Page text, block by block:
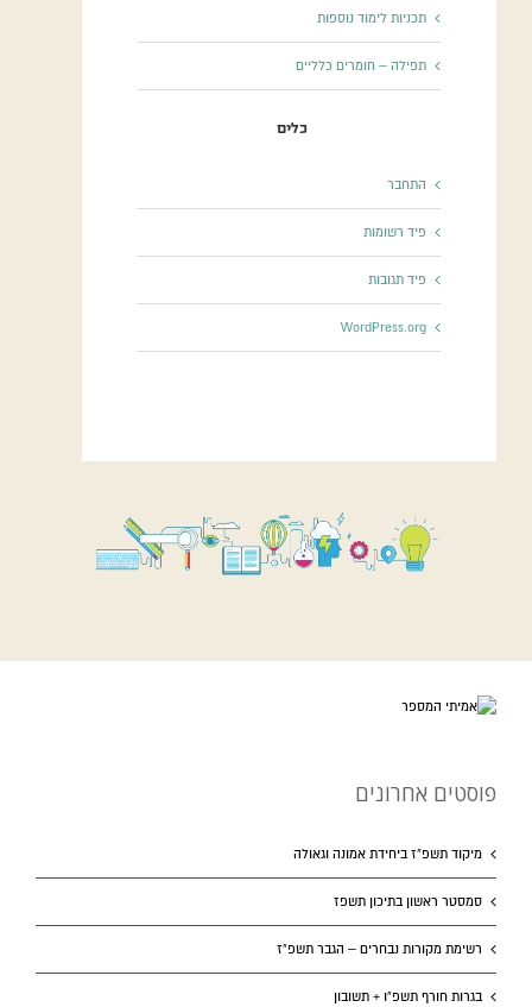
תכניות לימוד נוספות
תפילה – חומרים כלליים
כלים
התחבר
פיד רשומות
פיד תגובות
WordPress.org
פוסטים אחרונים
מיקוד תשפ”ז ביחידת אמונה וגאולה
סמסטר ראשון בתיכון תשפז
רשימת מקורות נבחרים – הגבר תשפ”ז
בגרות חורף תשפ”ו + תשובון